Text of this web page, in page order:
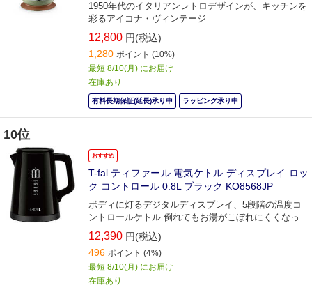
1950年代のイタリアンレトロデザインが、キッチンを
彩るアイコナ・ヴィンテージ
12,800 円(税込)
1,280 ポイント (10%)
最短 8/10(月) にお届け
在庫あり
有料長期保証(延長)承り中 ラッピング承り中
10位
おすすめ
T-fal ティファール 電気ケトル ディスプレイ ロッ
ク コントロール 0.8L ブラック KO8568JP
ボディに灯るデジタルディスプレイ、5段階の温度コ
ントロールケトル 倒れてもお湯がこぼれにくくなって
新登場！
12,390 円(税込)
496 ポイント (4%)
最短 8/10(月) にお届け
在庫あり